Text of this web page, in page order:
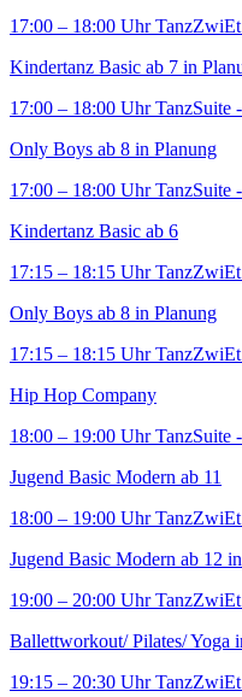
17:00 – 18:00 Uhr
Kindertanz Basic ab 7 in
17:00 – 18:00 Uhr TanzSuite
Only Boys ab 8 in Planung
17:00 – 18:00 Uhr TanzSuite
Kindertanz Basic ab 6
17:15 – 18:15 Uhr
Only Boys ab 8 in Planung
17:15 – 18:15 Uhr
Hip Hop Company
18:00 – 19:00 Uhr TanzSuite
Jugend Basic Modern ab 11
18:00 – 19:00 Uhr
Jugend Basic Modern ab 12
19:00 – 20:00 Uhr
Ballettworkout/ Pilates/ Yoga
19:15 – 20:30 Uhr